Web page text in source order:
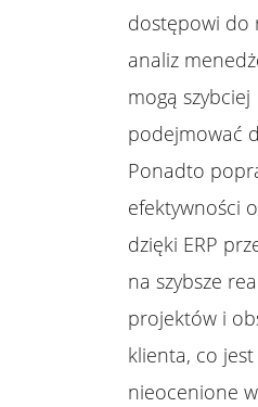
dostępowi do
analiz
mogą szybciej
podejmować
Ponadto
efektywności
dzięki ERP
na szybsze
projektów i
klienta, co jest
nieocenione w